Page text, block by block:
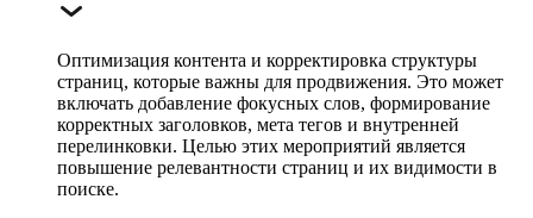
Оптимизация контента и корректировка структуры
страниц, которые важны для продвижения. Это может
включать добавление фокусных слов, формирование
корректных заголовков, мета тегов и внутренней
перелинковки. Целью этих мероприятий является
повышение релевантности страниц и их видимости в
поиске.